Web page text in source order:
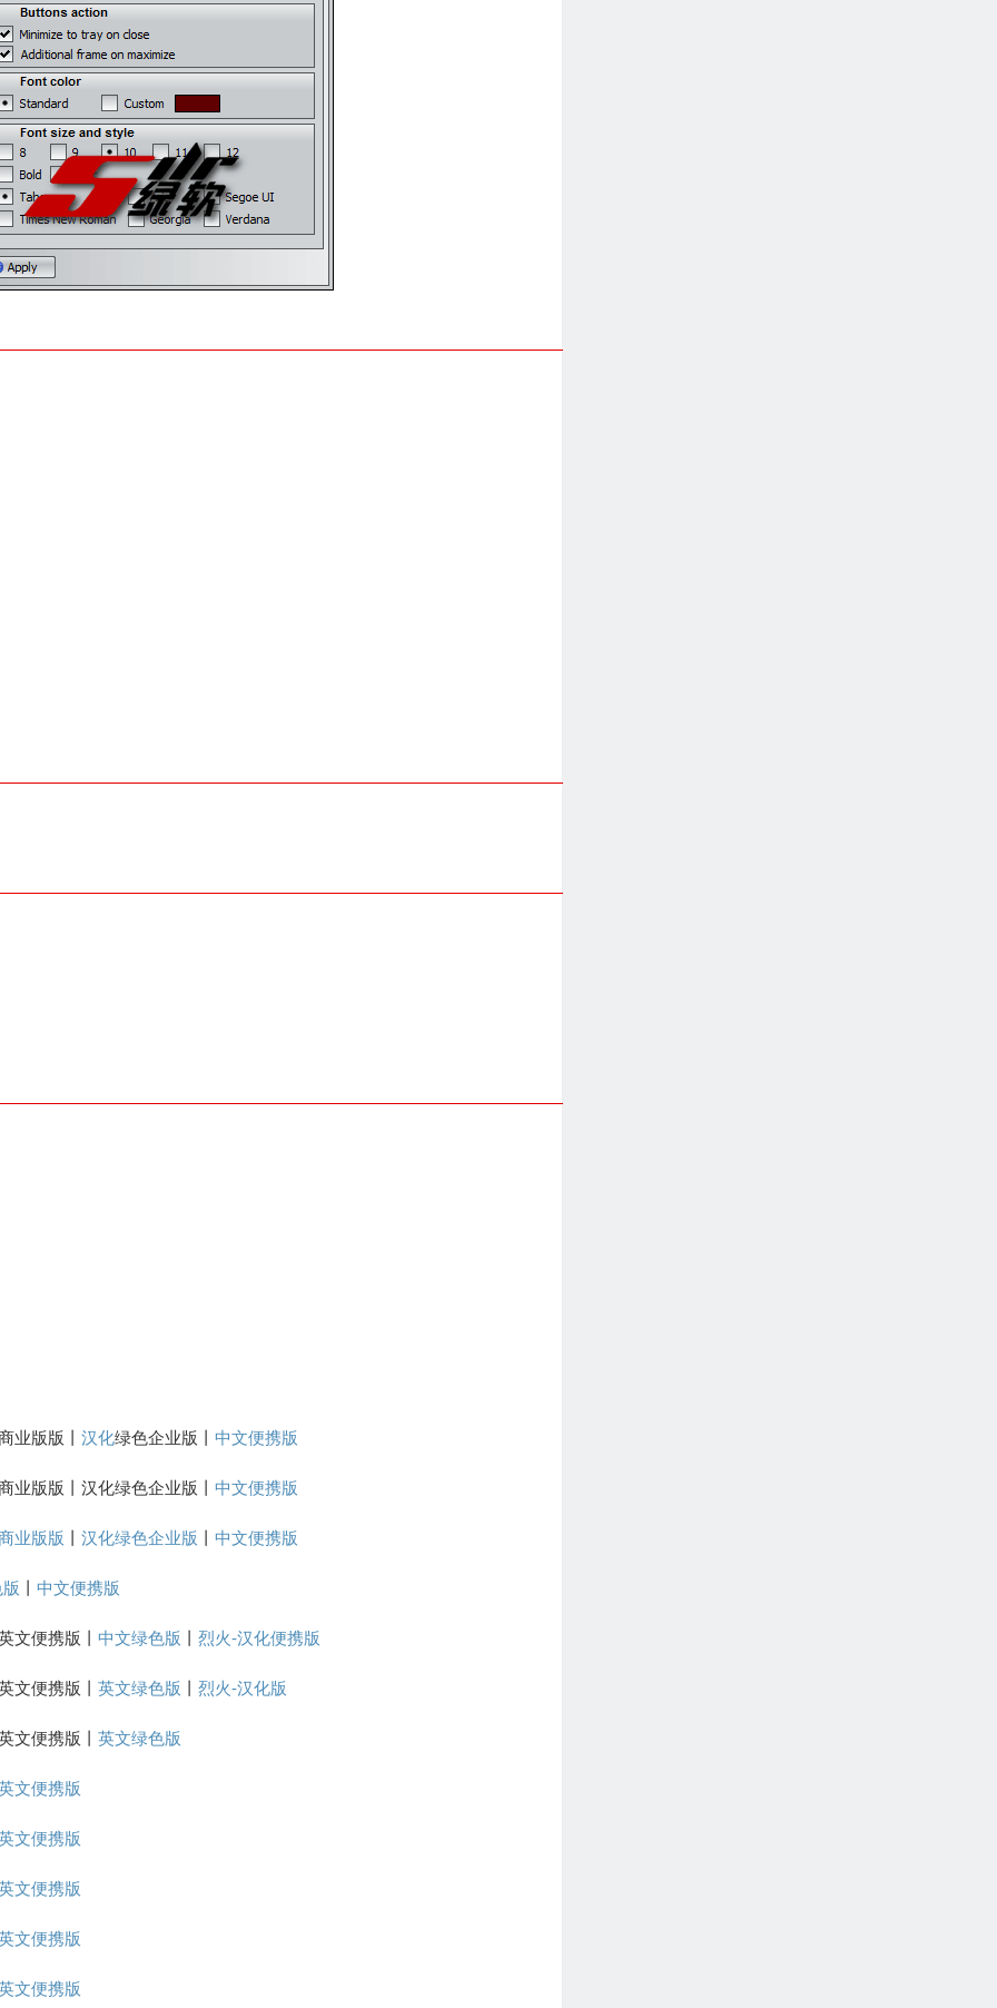
业版版丨 汉化绿色企业版丨 中文便携版
业版版丨汉化绿色企业版丨 中文便携版
业版版 汉化绿色企业版 中文便携版
中文便携版
文便携版丨 中文绿色版 烈火-汉化便携版
文便携版丨 英文绿色版 烈火-汉化版
文便携版丨 英文绿色版
文便携版
文便携版
文便携版
文便携版
文便携版